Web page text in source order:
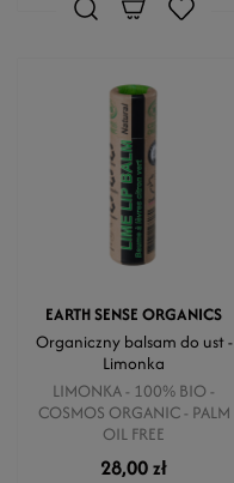
EARTH SENSE ORGANICS
Organiczny balsam do ust -
Limonka
LIMONKA - 100% BIO -
COSMOS ORGANIC - PALM
OIL FREE
28,00 zł